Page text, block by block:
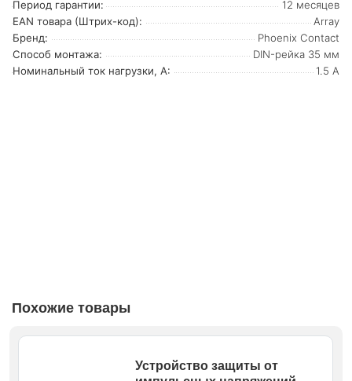
Период гарантии:
12 месяцев
EAN товара (Штрих-код):
Array
Бренд:
Phoenix Contact
Способ монтажа:
DIN-рейка 35 мм
Номинальный ток нагрузки, А:
1.5 А
Похожие товары
Устройство защиты от